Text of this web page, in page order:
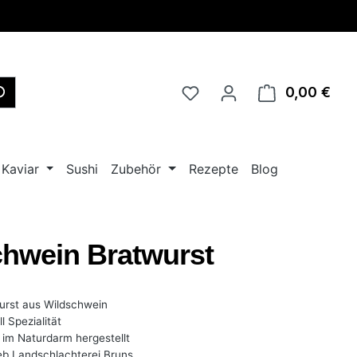
0,00 €
Kaviar Sushi Zubehör Rezepte Blog
Bratwurst
aus Wildschwein
Spezialität
Naturdarm hergestellt